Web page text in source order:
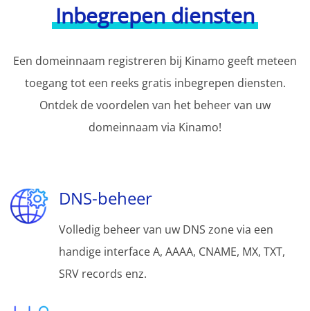
Inbegrepen diensten
Een domeinnaam registreren bij Kinamo geeft meteen
toegang tot een reeks gratis inbegrepen diensten.
Ontdek de voordelen van het beheer van uw
domeinnaam via Kinamo!
DNS-beheer
Volledig beheer van uw DNS zone via een
handige interface A, AAAA, CNAME, MX, TXT,
SRV records enz.